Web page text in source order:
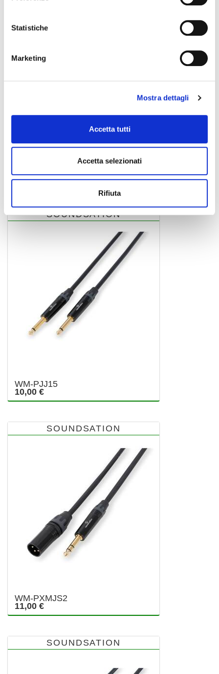
Statistiche
Marketing
Mostra dettagli
Accetta tutti
Accetta selezionati
Rifiuta
10,00 €
SOUNDSATION
WM-PJJ15
10,00 €
SOUNDSATION
WM-PXMJS2
11,00 €
SOUNDSATION